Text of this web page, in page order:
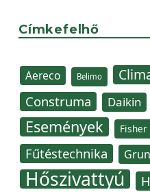
Címkefelhő
Aereco Belimo
Construma Daikin
Események Fisher
Fűtéstechnika
Hőszivattyú